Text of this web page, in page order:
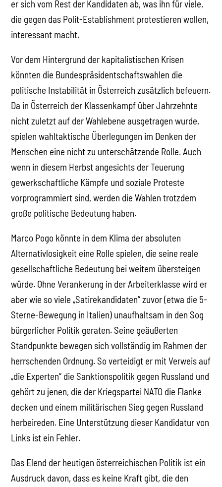
er sich vom Rest der Kandidaten ab, was ihn für viele,
die gegen das Polit-Establishment protestieren wollen,
interessant macht.
Vor dem Hintergrund der kapitalistischen Krisen
könnten die Bundespräsidentschaftswahlen die
politische Instabilität in Österreich zusätzlich befeuern.
Da in Österreich der Klassenkampf über Jahrzehnte
nicht zuletzt auf der Wahlebene ausgetragen wurde,
spielen wahltaktische Überlegungen im Denken der
Menschen eine nicht zu unterschätzende Rolle. Auch
wenn in diesem Herbst angesichts der Teuerung
gewerkschaftliche Kämpfe und soziale Proteste
vorprogrammiert sind, werden die Wahlen trotzdem
große politische Bedeutung haben.
Marco Pogo könnte in dem Klima der absoluten
Alternativlosigkeit eine Rolle spielen, die seine reale
gesellschaftliche Bedeutung bei weitem übersteigen
würde. Ohne Verankerung in der Arbeiterklasse wird er
aber wie so viele „Satirekandidaten“ zuvor (etwa die 5-
Sterne-Bewegung in Italien) unaufhaltsam in den Sog
bürgerlicher Politik geraten. Seine geäußerten
Standpunkte bewegen sich vollständig im Rahmen der
herrschenden Ordnung. So verteidigt er mit Verweis auf
„die Experten“ die Sanktionspolitik gegen Russland und
gehört zu jenen, die der Kriegspartei NATO die Flanke
decken und einem militärischen Sieg gegen Russland
herbeireden. Eine Unterstützung dieser Kandidatur von
Links ist ein Fehler.
Das Elend der heutigen österreichischen Politik ist ein
Ausdruck davon, dass es keine Kraft gibt, die den